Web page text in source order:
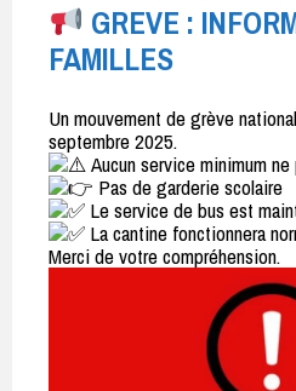
GREVE :
FAMILLES
Un mouvement de grève
septembre 2025.
Aucun service minimum
Pas de garderie scolaire
Le service de bus est
La cantine fonctionnera
Merci de votre compréhension.